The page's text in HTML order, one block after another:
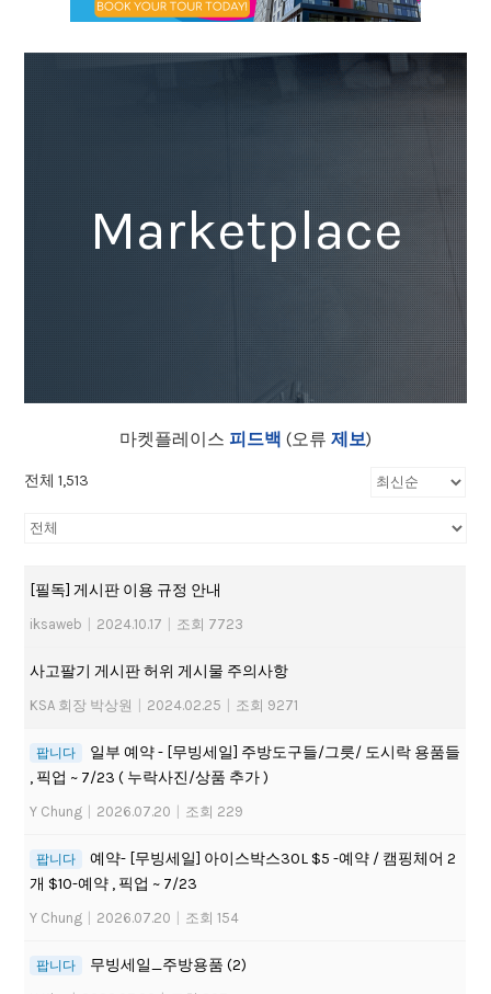
Marketplace
마켓플레이스 피드백 (오류 제보)
전체 1,513
[필독] 게시판 이용 규정 안내
iksaweb 2024.10.17 조회 7723
사고팔기 게시판 허위 게시물 주의사항
KSA 회장 박상원 2024.02.25 조회 9271
팝니다
일부 예약 - [무빙세일] 주방도구들/그릇/ 도시락 용품들
, 픽업 ~ 7/23 ( 누락사진/상품 추가 )
Y Chung 2026.07.20 조회 229
팝니다
예약- [무빙세일] 아이스박스30L $5 -예약 / 캠핑체어 2
개 $10-예약 , 픽업 ~ 7/23
Y Chung 2026.07.20 조회 154
팝니다 무빙세일_주방용품 (2)